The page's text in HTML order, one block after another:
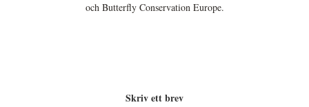
och Butterfly Conservation Europe.
Skriv ett brev